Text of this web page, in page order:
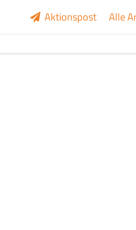
Aktionspost Alle